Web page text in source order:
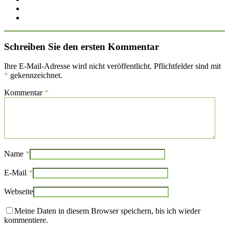
Schreiben Sie den ersten Kommentar
Ihre E-Mail-Adresse wird nicht veröffentlicht. Pflichtfelder sind mit
* gekennzeichnet.
Kommentar *
Name *
E-Mail *
Webseite
Meine Daten in diesem Browser speichern, bis ich wieder
kommentiere.